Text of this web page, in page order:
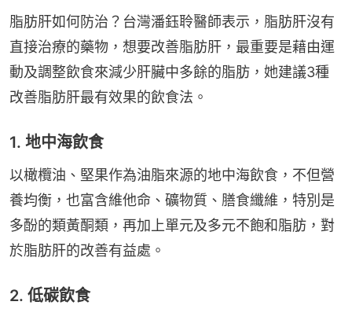
脂肪肝如何防治？台灣潘鈺聆醫師表示，脂肪肝沒有
直接治療的藥物，想要改善脂肪肝，最重要是藉由運
動及調整飲食來減少肝臟中多餘的脂肪，她建議3種
改善脂肪肝最有效果的飲食法。
1. 地中海飲食
以橄欖油、堅果作為油脂來源的地中海飲食，不但營
養均衡，也富含維他命、礦物質、膳食纖維，特別是
多酚的類黃酮類，再加上單元及多元不飽和脂肪，對
於脂肪肝的改善有益處。
2. 低碳飲食